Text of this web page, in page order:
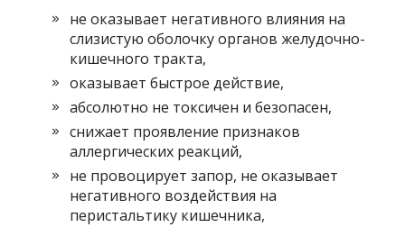
не оказывает негативного влияния на
слизистую оболочку органов желудочно-
кишечного тракта,
оказывает быстрое действие,
абсолютно не токсичен и безопасен,
снижает проявление признаков
аллергических реакций,
не провоцирует запор, не оказывает
негативного воздействия на
перистальтику кишечника,